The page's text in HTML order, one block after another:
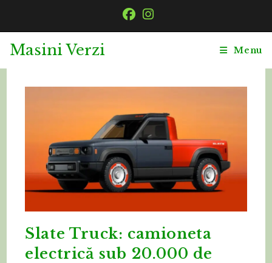
Masini Verzi Menu
Slate Truck: camioneta
electrică sub 20.000 de